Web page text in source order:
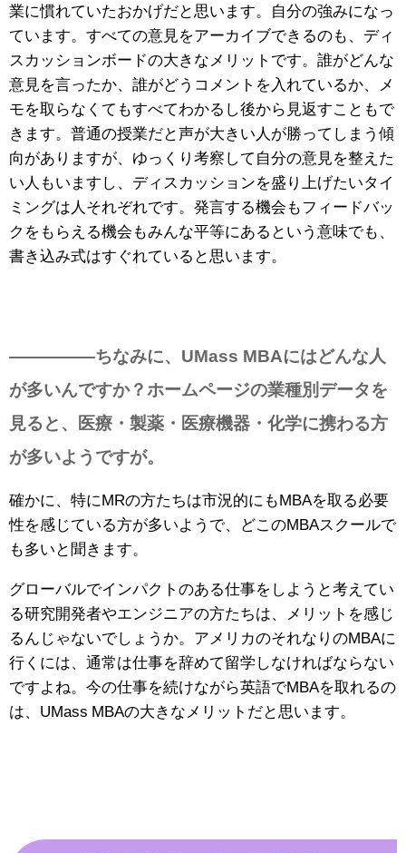
業に慣れていたおかげだと思います。自分の強みになっ
ています。 すべての意見をアーカイブできるのも、ディ
スカッションボードの大きなメリットです。誰がどんな
意見を言ったか、誰がどうコメントを入れているか、メ
モを取らなくてもすべてわかるし後から見返すこともで
きます。普通の授業だと声が大きい人が勝ってしまう傾
向がありますが、ゆっくり考察して自分の意見を整えた
い人もいますし、ディスカッションを盛り上げたいタイ
ミングは人それぞれです。発言する機会もフィードバッ
クをもらえる機会もみんな平等にあるという意味でも、
書き込み式はすぐれていると思います。
—————ちなみに、UMass MBAにはどんな人
が多いんですか？ホームページの業種別データを
見ると、医療・製薬・医療機器・化学に携わる方
が多いようですが。
確かに、特にMRの方たちは市況的にもMBAを取る必要
性を感じている方が多いようで、どこのMBAスクールで
も多いと聞きます。
グローバルでインパクトのある仕事をしようと考えてい
る研究開発者やエンジニアの方たちは、メリットを感じ
るんじゃないでしょうか。アメリカのそれなりのMBAに
行くには、通常は仕事を辞めて留学しなければならない
ですよね。今の仕事を続けながら英語でMBAを取れるの
は、UMass MBAの大きなメリットだと思います。